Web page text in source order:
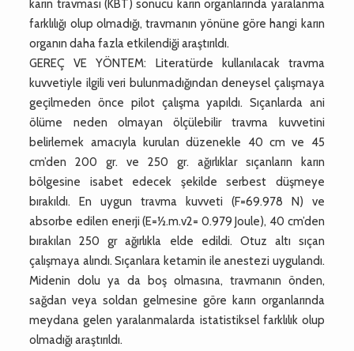
karın travması (KBT) sonucu karın organlarında yaralanma
farklılığı olup olmadığı, travmanın yönüne göre hangi karın
organın daha fazla etkilendiği araştırıldı.
GEREÇ VE YÖNTEM: Literatürde kullanılacak travma
kuvvetiyle ilgili veri bulunmadığından deneysel çalışmaya
geçilmeden önce pilot çalışma yapıldı. Sıçanlarda ani
ölüme neden olmayan ölçülebilir travma kuvvetini
belirlemek amacıyla kurulan düzenekle 40 cm ve 45
cm’den 200 gr. ve 250 gr. ağırlıklar sıçanların karın
bölgesine isabet edecek şekilde serbest düşmeye
bırakıldı. En uygun travma kuvveti (F=69.978 N) ve
absorbe edilen enerji (E=½.m.v2= 0.979 Joule), 40 cm’den
bırakılan 250 gr ağırlıkla elde edildi. Otuz altı sıçan
çalışmaya alındı. Sıçanlara ketamin ile anestezi uygulandı.
Midenin dolu ya da boş olmasına, travmanın önden,
sağdan veya soldan gelmesine göre karın organlarında
meydana gelen yaralanmalarda istatistiksel farklılık olup
olmadığı araştırıldı.